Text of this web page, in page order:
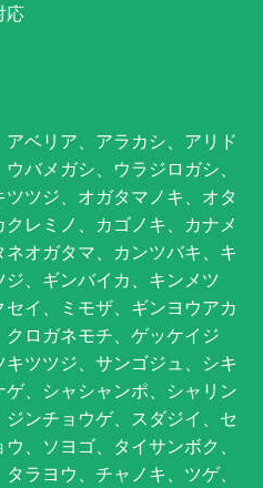
応
ベリア、アラカシ、アリド
バメガシ、ウラジロガシ、
ツジ、オガタマノキ、オタ
レミノ、カゴノキ、カナメ
オガタマ、カンツバキ、キ
、ギンバイカ、キンメツ
イ、ミモザ、ギンヨウアカ
ロガネモチ、ゲッケイジ
ツツジ、サンゴジュ、シキ
、シャシャンポ、シャリン
ンチョウゲ、スダジイ、セ
、ソヨゴ、タイサンボク、
ラヨウ、チャノキ、ツゲ、